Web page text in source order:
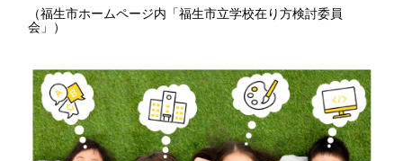
（福生市ホームページ内「福生市立学校在り方検討委員
会」）